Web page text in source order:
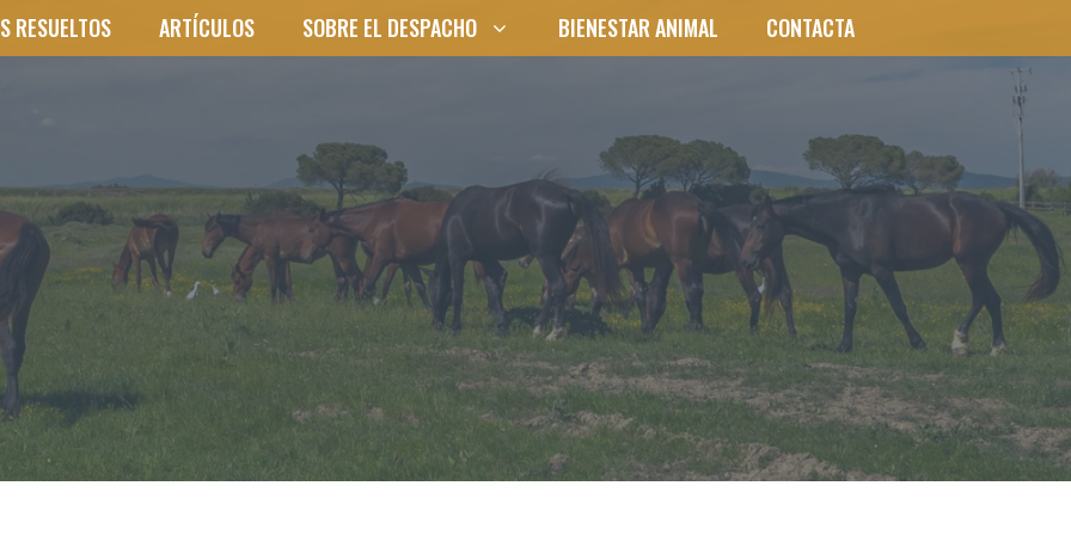
RESUELTOS ARTÍCULOS SOBRE EL DESPACHO BIENESTAR ANIMAL CONTACTA